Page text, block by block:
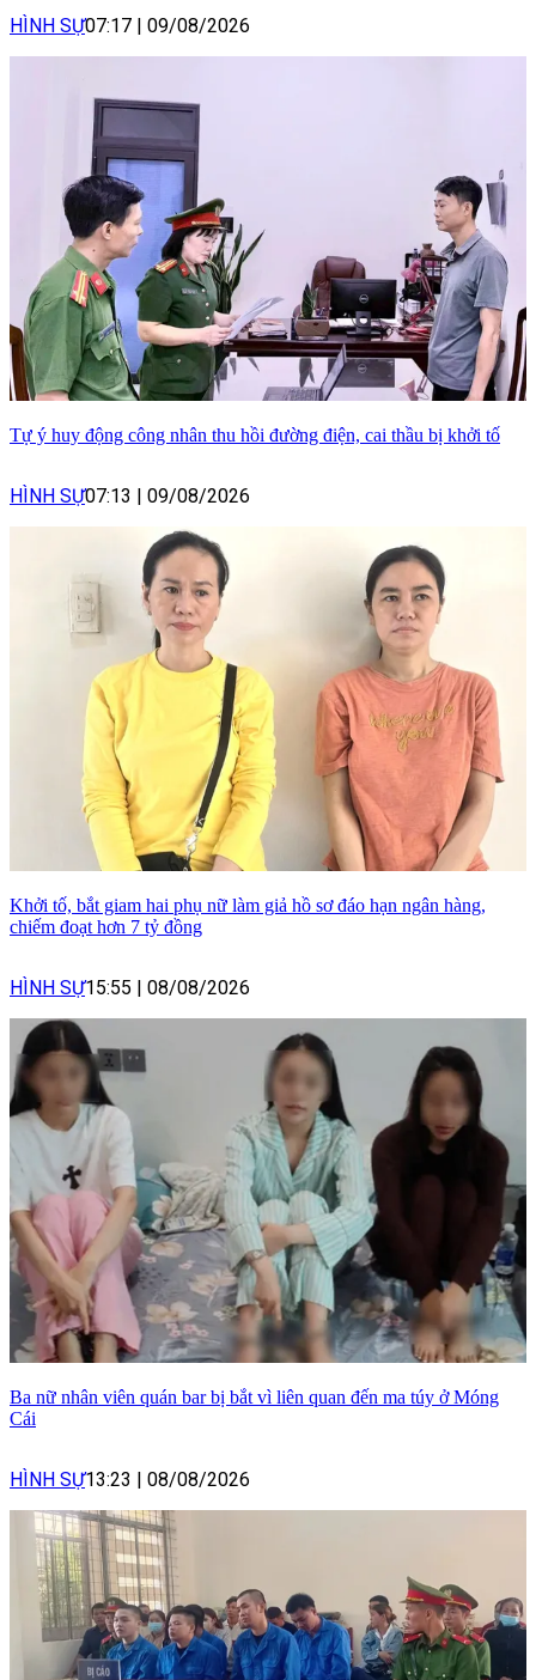
HÌNH SỰ07:17 09/08/2026
Tự ý huy động công nhân thu hồi đường điện, cai thầu bị khởi tố
HÌNH SỰ07:13 09/08/2026
Khởi tố, bắt giam hai phụ nữ làm giả hồ sơ đáo hạn ngân hàng,
chiếm đoạt hơn 7 tỷ đồng
HÌNH SỰ15:55 08/08/2026
Ba nữ nhân viên quán bar bị bắt vì liên quan đến ma túy ở Móng
Cái
HÌNH SỰ13:23 08/08/2026